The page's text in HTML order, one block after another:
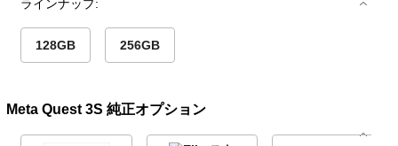
ラインナップ:
128GB 256GB
Meta Quest 3S 純正オプション